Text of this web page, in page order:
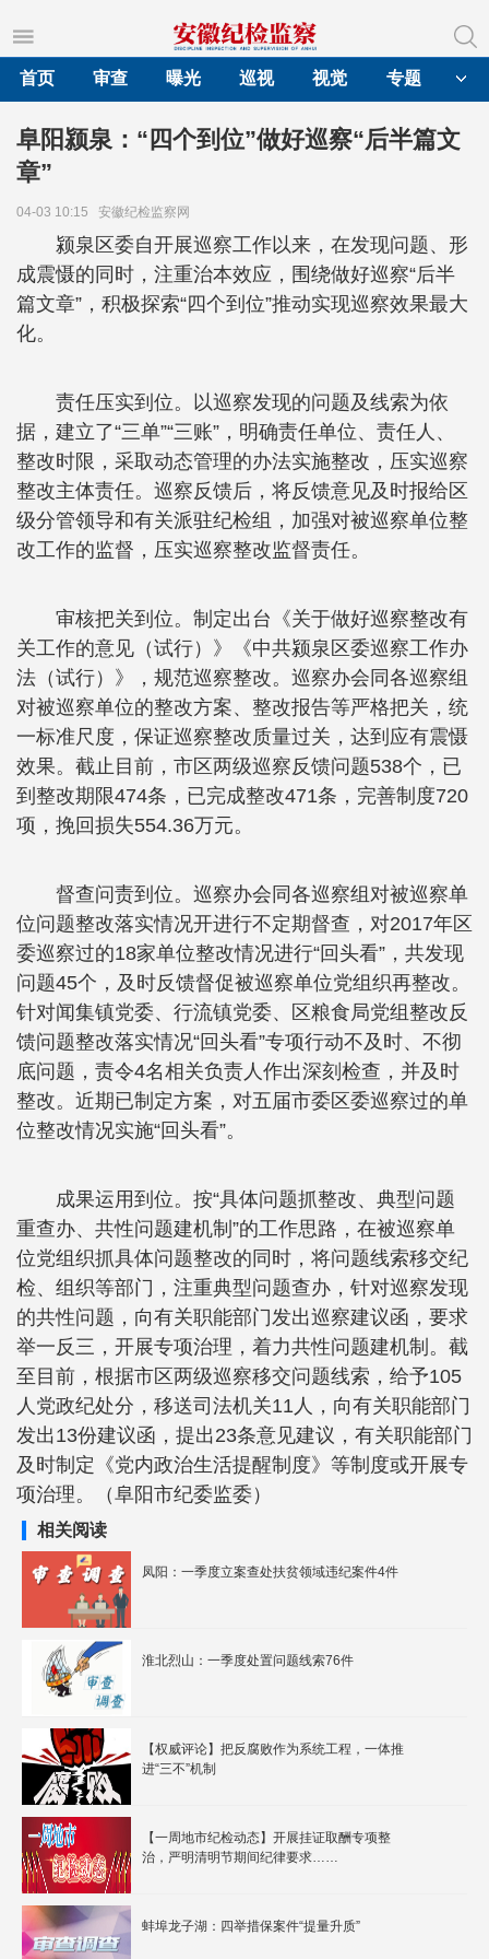
首页
审查 曝光 巡视 视觉 专题
阜阳颍泉：“四个到位”做好巡察“后半篇文
章”
04-03 10:15 安徽纪检监察网
颍泉区委自开展巡察工作以来，在发现问题、形
成震慑的同时，注重治本效应，围绕做好巡察“后半
篇文章”，积极探索“四个到位”推动实现巡察效果最大
化。
责任压实到位。以巡察发现的问题及线索为依
据，建立了“三单”“三账”，明确责任单位、责任人、
整改时限，采取动态管理的办法实施整改，压实巡察
整改主体责任。巡察反馈后，将反馈意见及时报给区
级分管领导和有关派驻纪检组，加强对被巡察单位整
改工作的监督，压实巡察整改监督责任。
审核把关到位。制定出台《关于做好巡察整改有
关工作的意见（试行）》《中共颍泉区委巡察工作办
法（试行）》，规范巡察整改。巡察办会同各巡察组
对被巡察单位的整改方案、整改报告等严格把关，统
一标准尺度，保证巡察整改质量过关，达到应有震慑
效果。截止目前，市区两级巡察反馈问题538个，已
到整改期限474条，已完成整改471条，完善制度720
项，挽回损失554.36万元。
督查问责到位。巡察办会同各巡察组对被巡察单
位问题整改落实情况开进行不定期督查，对2017年区
委巡察过的18家单位整改情况进行“回头看”，共发现
问题45个，及时反馈督促被巡察单位党组织再整改。
针对闻集镇党委、行流镇党委、区粮食局党组整改反
馈问题整改落实情况“回头看”专项行动不及时、不彻
底问题，责令4名相关负责人作出深刻检查，并及时
整改。近期已制定方案，对五届市委区委巡察过的单
位整改情况实施“回头看”。
成果运用到位。按“具体问题抓整改、典型问题
重查办、共性问题建机制”的工作思路，在被巡察单
位党组织抓具体问题整改的同时，将问题线索移交纪
检、组织等部门，注重典型问题查办，针对巡察发现
的共性问题，向有关职能部门发出巡察建议函，要求
举一反三，开展专项治理，着力共性问题建机制。截
至目前，根据市区两级巡察移交问题线索，给予105
人党政纪处分，移送司法机关11人，向有关职能部门
发出13份建议函，提出23条意见建议，有关职能部门
及时制定《党内政治生活提醒制度》等制度或开展专
项治理。（阜阳市纪委监委）
相关阅读
凤阳：一季度立案查处扶贫领域违纪案件4件
淮北烈山：一季度处置问题线索76件
【权威评论】把反腐败作为系统工程，一体推
进“三不”机制
【一周地市纪检动态】开展挂证取酬专项整
治，严明清明节期间纪律要求……
蚌埠龙子湖：四举措保案件“提量升质”